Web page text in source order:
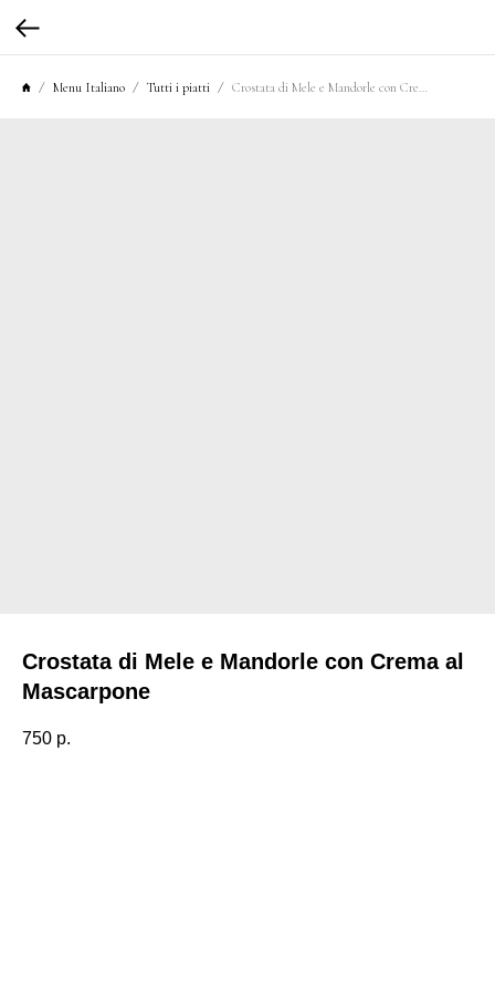
Menu Italiano Tutti i piatti
Crostata di Mele e Mandorle con Crema al
Mascarpone
750 р.